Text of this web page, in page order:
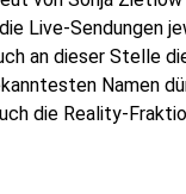
Live-Sendungen
an dieser Stelle
Namen
die Reality-